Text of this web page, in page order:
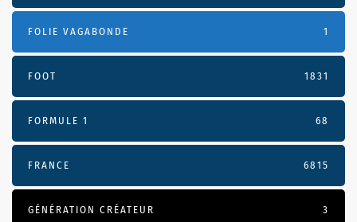
FOLIE VAGABONDE 1
FOOT 1831
FORMULE 1 68
FRANCE 6815
GÉNÉRATION CRÉATEUR 3